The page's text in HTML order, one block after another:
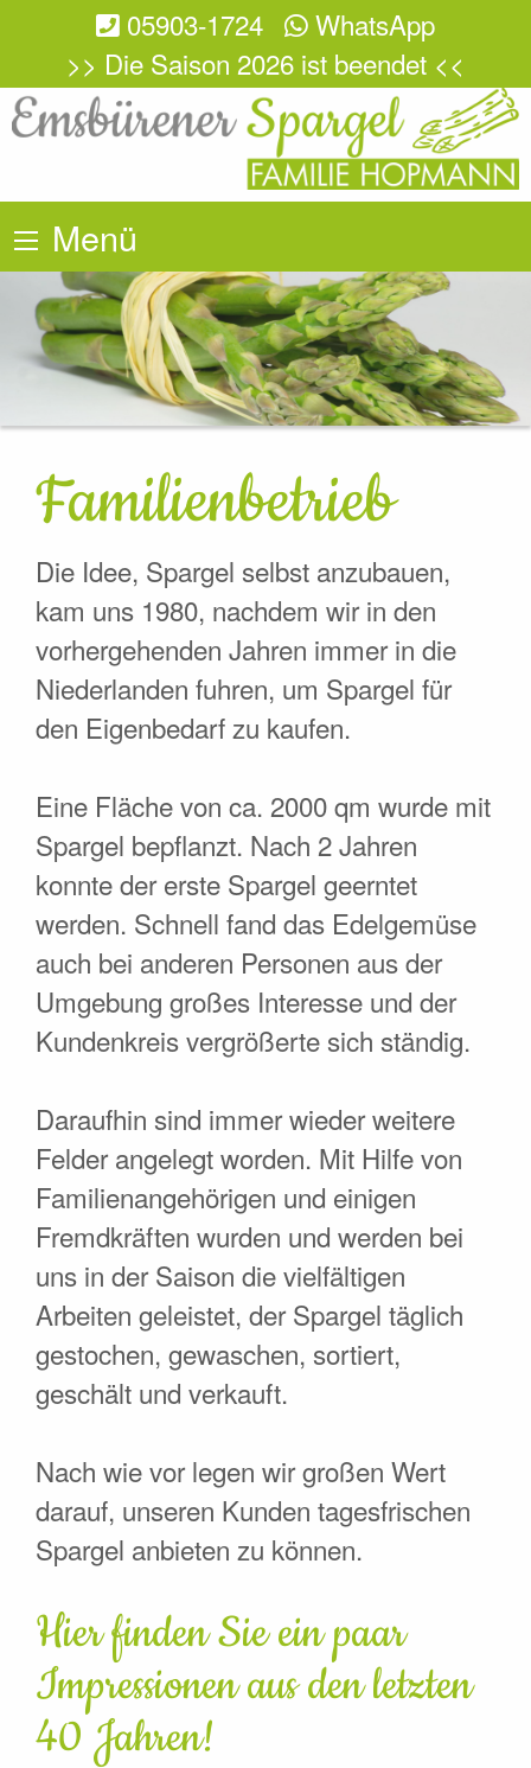
05903-1724
WhatsApp
>> Die Saison 2026 ist beendet <<
Menü
Familienbetrieb
Die Idee, Spargel selbst anzubauen,
kam uns 1980, nachdem wir in den
vorhergehenden Jahren immer in die
Niederlanden fuhren, um Spargel für
den Eigenbedarf zu kaufen.
Eine Fläche von ca. 2000 qm wurde mit
Spargel bepflanzt. Nach 2 Jahren
konnte der erste Spargel geerntet
werden. Schnell fand das Edelgemüse
auch bei anderen Personen aus der
Umgebung großes Interesse und der
Kundenkreis vergrößerte sich ständig.
Daraufhin sind immer wieder weitere
Felder angelegt worden. Mit Hilfe von
Familienangehörigen und einigen
Fremdkräften wurden und werden bei
uns in der Saison die vielfältigen
Arbeiten geleistet, der Spargel täglich
gestochen, gewaschen, sortiert,
geschält und verkauft.
Nach wie vor legen wir großen Wert
darauf, unseren Kunden tagesfrischen
Spargel anbieten zu können.
Hier finden Sie ein paar
Impressionen aus den letzten
40 Jahren!